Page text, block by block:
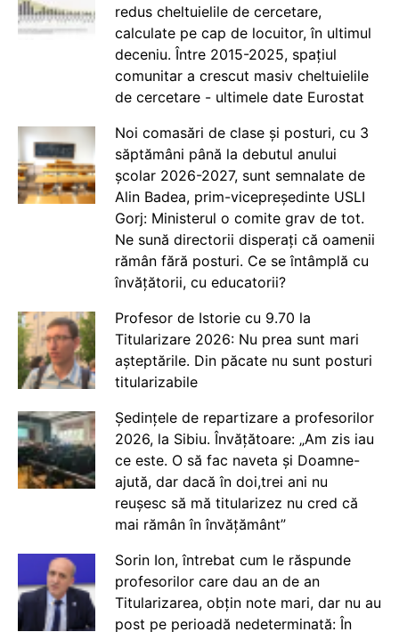
redus cheltuielile de cercetare,
calculate pe cap de locuitor, în ultimul
deceniu. Între 2015-2025, spațiul
comunitar a crescut masiv cheltuielile
de cercetare - ultimele date Eurostat
Noi comasări de clase și posturi, cu 3
săptămâni până la debutul anului
școlar 2026-2027, sunt semnalate de
Alin Badea, prim-vicepreședinte USLI
Gorj: Ministerul o comite grav de tot.
Ne sună directorii disperați că oamenii
rămân fără posturi. Ce se întâmplă cu
învățătorii, cu educatorii?
Profesor de Istorie cu 9.70 la
Titularizare 2026: Nu prea sunt mari
așteptările. Din păcate nu sunt posturi
titularizabile
Ședințele de repartizare a profesorilor
2026, la Sibiu. Învățătoare: „Am zis iau
ce este. O să fac naveta și Doamne-
ajută, dar dacă în doi,trei ani nu
reușesc să mă titularizez nu cred că
mai rămân în învățământ”
Sorin Ion, întrebat cum le răspunde
profesorilor care dau an de an
Titularizarea, obțin note mari, dar nu au
post pe perioadă nedeterminată: În